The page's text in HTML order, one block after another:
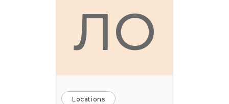
ЛО
Locations